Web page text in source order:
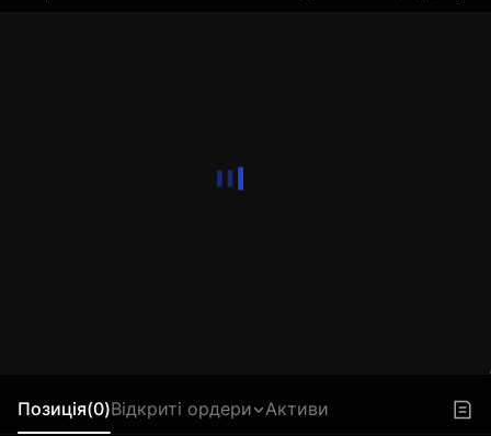
Позиція(0)Відкриті ордери Активи